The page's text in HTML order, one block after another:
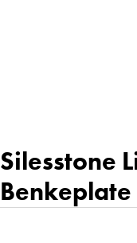
Silesstone
Benkeplate